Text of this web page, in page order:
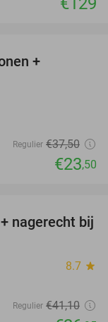
+
Regulier €37,50
€23,50
34%
nagerecht bij
8.7 star
Regulier €41,10